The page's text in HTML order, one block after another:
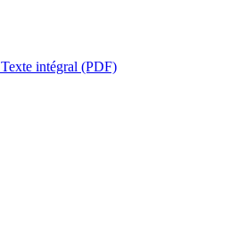
Texte intégral (PDF)